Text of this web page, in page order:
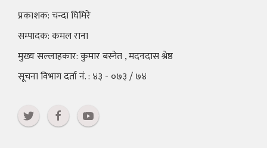
प्रकाशक: चन्दा घिमिरे
सम्पादक: कमल राना
मुख्य सल्लाहकार: कुमार बस्नेत , मदनदास श्रेष्ठ
सूचना विभाग दर्ता नं. : ४३ - ०७३ / ७४